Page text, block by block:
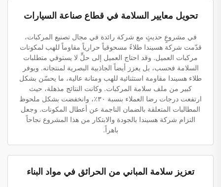
تحويل معايير السلامة في قطاع صناعة السيارات
في مشروعٍ حديثٍ مع شركة رائدة في مجال تصنيع المركبات،
قدّمت شركة هسيندا طلاءً مسحوقياً حرارياً مقاوماً للهب لمكونات
مركبات العميل. وقد احتاج العميل إلى حلٍّ لا يستوفي متطلبات
السلامة فحسب، بل يعزز أيضاً الجاذبية البصرية لمنتجاته. ويوفر
طلاء هسيندا مقاومة استثنائية للهب ومتانة عالية، ما يحسّن بشكل
كبير من ملف سلامة المركبات. وكانت النتائج مذهلة، حيث
ارتفعت درجات رضا العملاء بنسبة ٣٠٪، وانخفضت بشكل ملحوظ
المطالبات المتعلقة بالضمان الناجمة عن أعطال المكونات. وجعل
التزام شركة هسيندا بالجودة والابتكار من هذا المشروع نجاحاً
باهراً.
تعزيز سلامة المباني من الحرائق في مواد البناء